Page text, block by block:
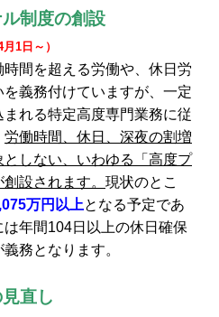
制度の創設
1日～）
間を超える労働や、休日労
義務付けていますが、一定
れる特定高度専門業務に従
労働時間、休日、深夜の割増
しない、いわゆる「高度プ
設されます。 現状のとこ
万円以上となる予定であ
年間104日以上の休日確保
務となります。
直し